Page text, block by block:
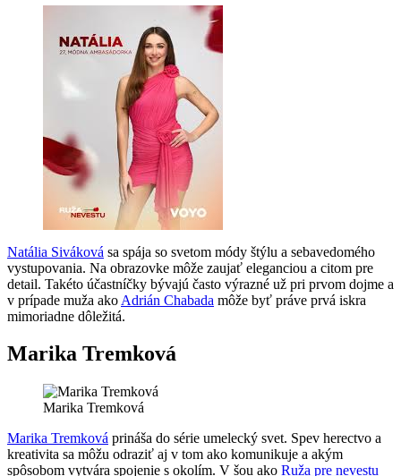
Natália Siváková sa spája so svetom módy štýlu a sebavedomého
vystupovania. Na obrazovke môže zaujať eleganciou a citom pre
detail. Takéto účastníčky bývajú často výrazné už pri prvom dojme a
v prípade muža ako Adrián Chabada môže byť práve prvá iskra
mimoriadne dôležitá.
Marika Tremková
Marika Tremková
Marika Tremková prináša do série umelecký svet. Spev herectvo a
kreativita sa môžu odraziť aj v tom ako komunikuje a akým
spôsobom vytvára spojenie s okolím. V šou ako Ruža pre nevestu